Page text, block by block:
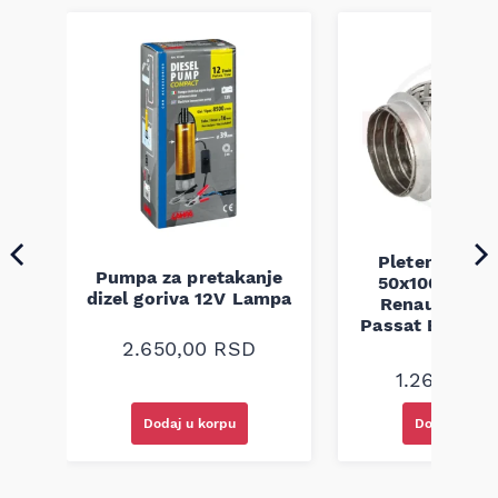
Pumpa za pretakanje
dizel goriva 12V Lampa
2.650,00 RSD
Dodaj u korpu
Pletenica
50x100 Audi
Renault
Passat B5
1.260,00
Dodaj u